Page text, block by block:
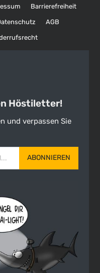
Barrierefreiheit
AGB
Höstiletter!
und verpassen Sie
ABONNIEREN